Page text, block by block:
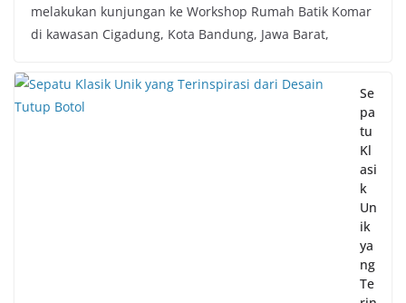
melakukan kunjungan ke Workshop Rumah Batik Komar
di kawasan Cigadung, Kota Bandung, Jawa Barat,
Se
pa
tu
Kl
asi
k
Un
ik
ya
ng
Te